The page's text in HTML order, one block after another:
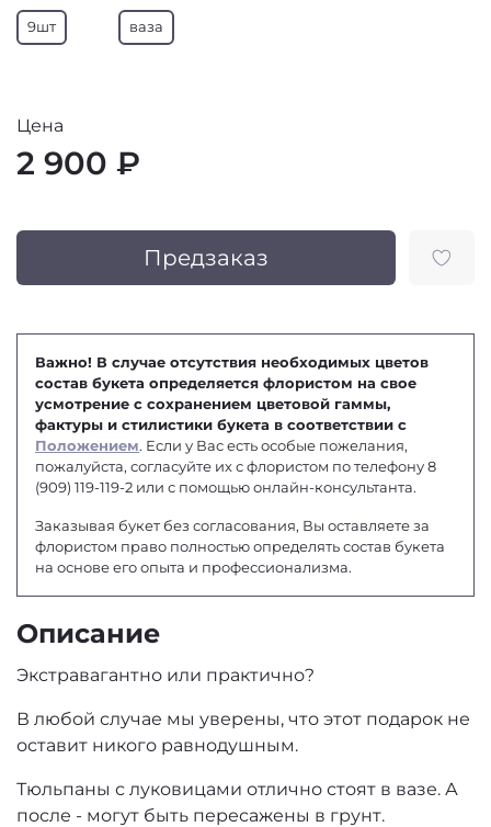
9шт ваза
Цена
2 900 ₽
Предзаказ
Важно! В случае отсутствия необходимых цветов
состав букета определяется флористом на свое
усмотрение с сохранением цветовой гаммы,
фактуры и стилистики букета в соответствии с
Положением. Если у Вас есть особые пожелания,
пожалуйста, согласуйте их с флористом по телефону 8
(909) 119-119-2 или с помощью онлайн-консультанта.
Заказывая букет без согласования, Вы оставляете за
флористом право полностью определять состав букета
на основе его опыта и профессионализма.
Описание
Экстравагантно или практично?
В любой случае мы уверены, что этот подарок не
оставит никого равнодушным.
Тюльпаны с луковицами отлично стоят в вазе. А
после - могут быть пересажены в грунт.